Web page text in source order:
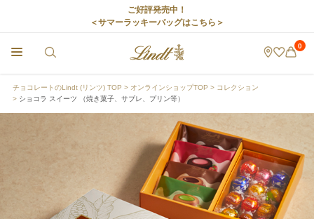
ご好評発売中！
＜サマーラッキーバッグはこちら＞
0
チョコレートのLindt (リンツ) TOP オンラインショップTOP
コレクション
ショコラ スイーツ （焼き菓子、サブレ、プリン等）